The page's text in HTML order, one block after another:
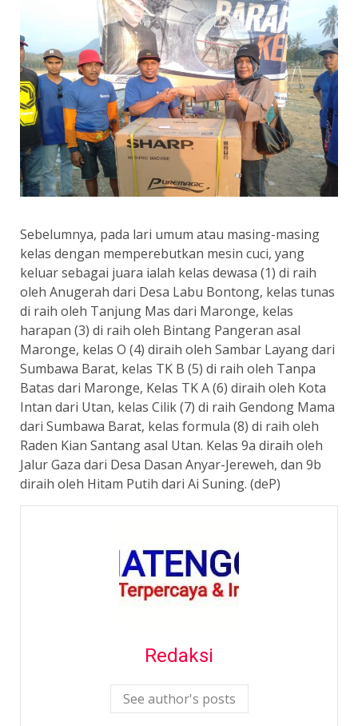
Sebelumnya, pada lari umum atau masing-masing
kelas dengan memperebutkan mesin cuci, yang
keluar sebagai juara ialah kelas dewasa (1) di raih
oleh Anugerah dari Desa Labu Bontong, kelas tunas
di raih oleh Tanjung Mas dari Maronge, kelas
harapan (3) di raih oleh Bintang Pangeran asal
Maronge, kelas O (4) diraih oleh Sambar Layang dari
Sumbawa Barat, kelas TK B (5) di raih oleh Tanpa
Batas dari Maronge, Kelas TK A (6) diraih oleh Kota
Intan dari Utan, kelas Cilik (7) di raih Gendong Mama
dari Sumbawa Barat, kelas formula (8) di raih oleh
Raden Kian Santang asal Utan. Kelas 9a diraih oleh
Jalur Gaza dari Desa Dasan Anyar-Jereweh, dan 9b
diraih oleh Hitam Putih dari Ai Suning. (deP)
Redaksi
See author's posts